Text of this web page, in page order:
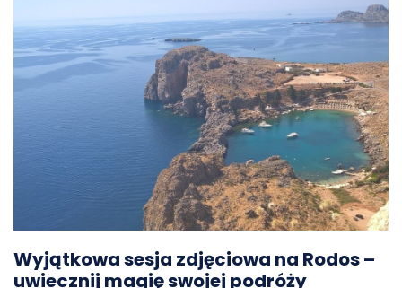
Wyjątkowa sesja zdjęciowa na Rodos –
uwiecznij magię swojej podróży